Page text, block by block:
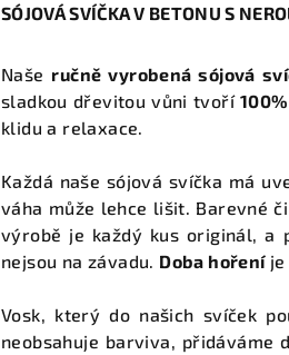
SÓJOVÁ SVÍČKA V BETONU S
Naše ručně vyrobená sójová
sladkou dřevitou vůni tvoří
klidu a relaxace.
Každá naše sójová svíčka má
váha může lehce lišit. Barevné
výrobě je každý kus originál, a
nejsou na závadu. Doba hořeníje
Vosk, který do našich svíček
neobsahuje barviva, přidáváme